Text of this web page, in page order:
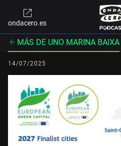
ondacero.es
MÁS DE UNO MARINA BAIXA
14/07/2025